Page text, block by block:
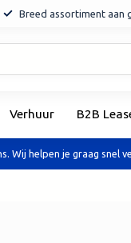
Breed assortiment aan
Verhuur B2B
Wij helpen je graag snel